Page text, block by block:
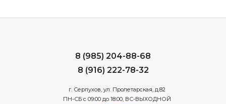
8 (985) 204-88-68
8 (916) 222-78-32
г. Серпухов, ул. Пролетарская, д.82
ПН-СБ с 09:00 до 18:00, ВС-ВЫХОДНОЙ